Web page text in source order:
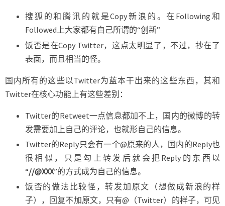
搜狐的和腾讯的就是Copy新浪的。在Following和
Followed上大家都有自己所谓的“创新”
饭否是在Copy Twitter，这点太明显了，不过，抄在了
表面，而且相当的怪。
国内所有的这些以Twitter为蓝本干出来的这些东西，其和
Twitter在核心功能上有这些差别：
Twitter的Retweet一点信息都加不上，国内的微博的转
发需要加上自己的评论，也就形自己的信息。
Twitter的Reply只会有一个@原来的人，国内的Reply也
很相似，只是勾上转发后就会把Reply的东西以
“//@XXX”的方式成为自己的信息。
饭否的做法比较怪，转发加原文（想做成新浪的样
子），回复不加原文，只有@（Twitter）的样子，可见